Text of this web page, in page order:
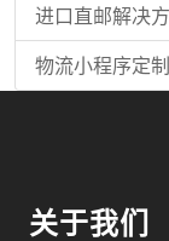
进口直邮解决
物流小程序定
关于我们